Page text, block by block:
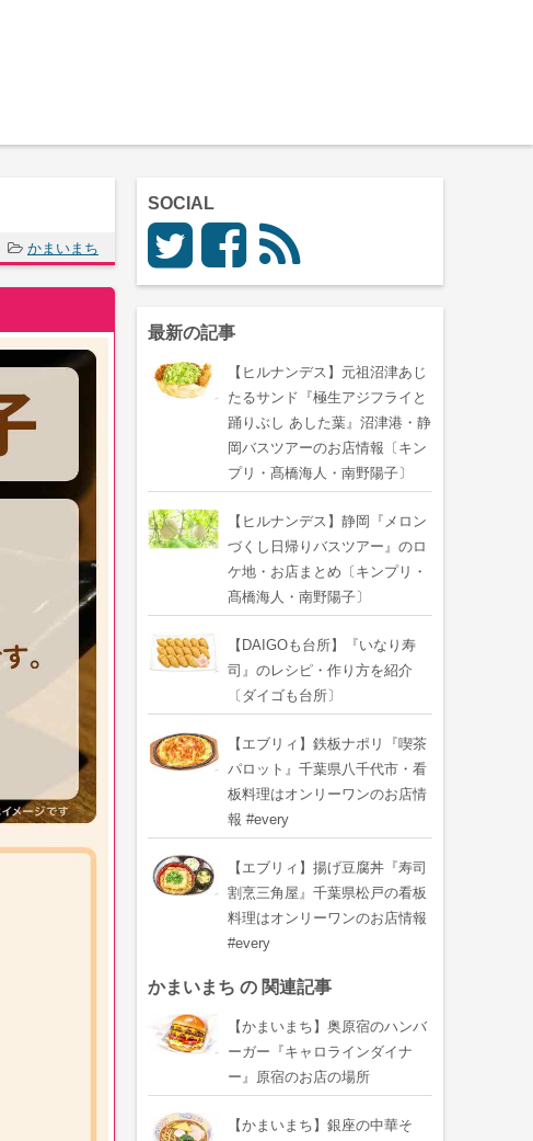
かまいまち
SOCIAL
最新の記事
【ヒルナンデス】元祖沼津あじ
たるサンド『極生アジフライと
踊りぶし あした葉』沼津港・静
岡バスツアーのお店情報〔キン
プリ・髙橋海人・南野陽子〕
【ヒルナンデス】静岡『メロン
づくし日帰りバスツアー』のロ
ケ地・お店まとめ〔キンプリ・
髙橋海人・南野陽子〕
【DAIGOも台所】『いなり寿
司』のレシピ・作り方を紹介
〔ダイゴも台所〕
【エブリィ】鉄板ナポリ『喫茶
パロット』千葉県八千代市・看
板料理はオンリーワンのお店情
報 #every
【エブリィ】揚げ豆腐丼『寿司
割烹三角屋』千葉県松戸の看板
料理はオンリーワンのお店情報
#every
かまいまち の 関連記事
【かまいまち】奥原宿のハンバ
ーガー『キャロラインダイナ
ー』原宿のお店の場所
【かまいまち】銀座の中華そ